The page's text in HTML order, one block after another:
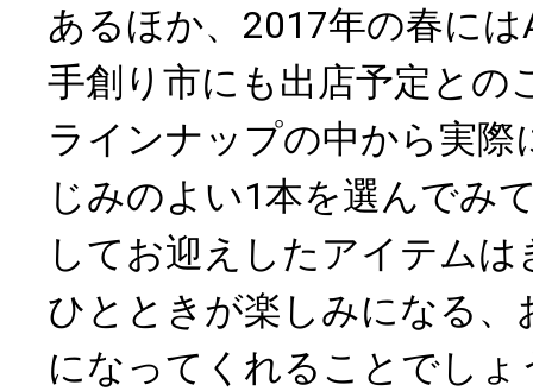
あるほか、2017年の春には
手創り市にも出店予定との
ラインナップの中から実際
じみのよい1本を選んでみ
してお迎えしたアイテム
ひとときが楽しみになる、
になってくれることでしょ